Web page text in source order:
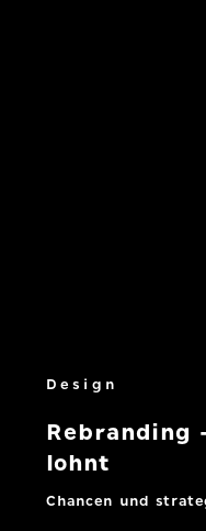
Design
Rebranding
lohnt
Chancen und